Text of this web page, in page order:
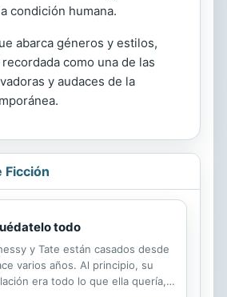
condición humana.
abarca géneros y estilos,
como una de las
y audaces de la
Ficción
todo
y Tate están casados desde
varios años. Al principio, su
era todo lo que ella quería,